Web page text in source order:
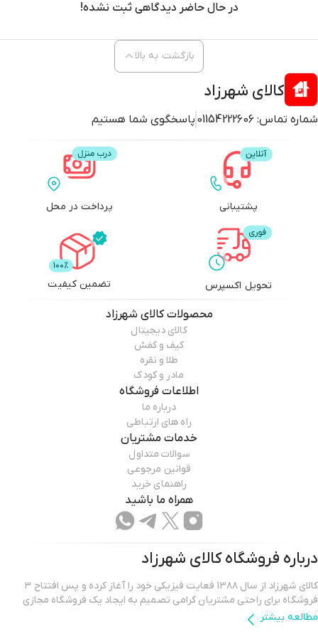
در حال حاضر دیدگاهی ثبت نشده!
کالای شهرزاد
شماره تماس: 01154222606 پاسخگوی شما هستیم
بازگشت به بالا
پشتیبانی پرداخت در محل
تحویل اکسپرس تضمین کیفیت
محصولاتکالای شهرزاد
کالای دیجیتال
کیف و کفش
طلا و نقره
مادر و کودک
اطلاعات فروشگاه
درباره ما
راه های ارتباطی
خدمات مشتریان
سوالات متداول
قوانین مرجوعی
راهنمای خرید
همراه ما باشید
درباره فروشگاهکالای شهرزاد
کالای شهرزاد از سال 13۸۸ فعایت فیزیکی خود را آغاز کرده و پس افتتاح ۳
فروشگاه برای راحتی مشتریان گرامی تصمیم به ایجاد یک فروشگاه مجازی
کرده.
مطالعه بیشتر